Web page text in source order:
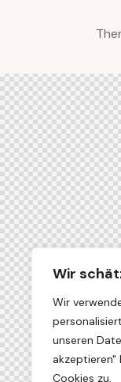
Wir
Wir
unseren
akzeptieren"
Cookies zu.